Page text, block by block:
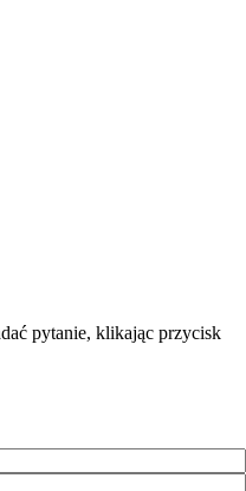
pytanie, klikając przycisk